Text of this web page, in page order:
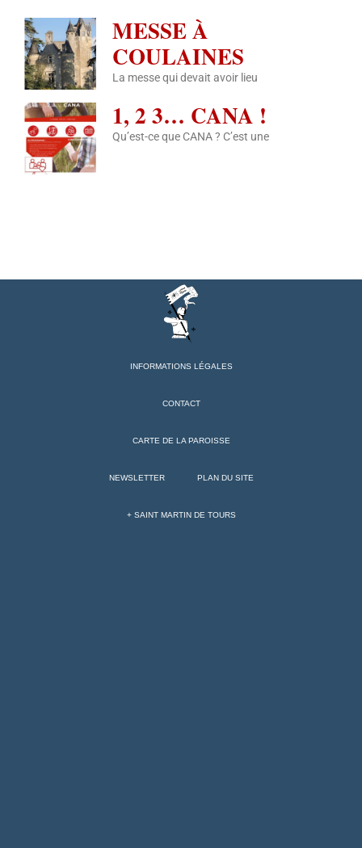
MESSE À
COULAINES
La messe qui devait avoir lieu
1, 2 3… CANA !
Qu’est-ce que CANA ? C’est une
INFORMATIONS LÉGALES
CONTACT
CARTE DE LA PAROISSE
NEWSLETTER PLAN DU SITE
+ SAINT MARTIN DE TOURS